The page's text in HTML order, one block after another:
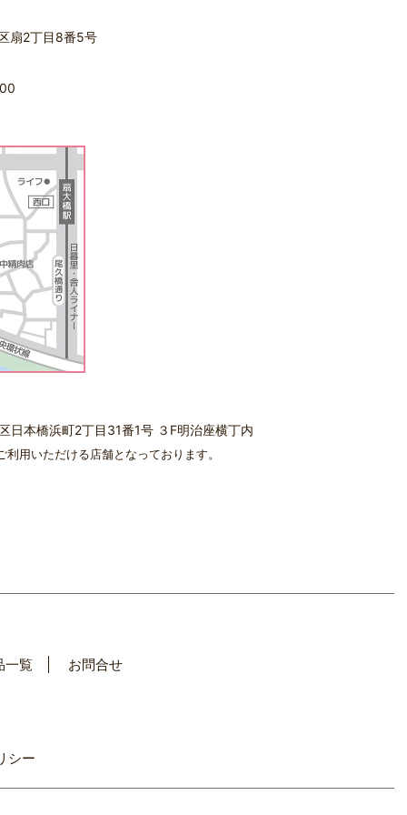
扇2丁目8番5号
日本橋浜町2丁目31番1号 ３F明治座横丁内
用いただける店舗となっております。
一覧 お問合せ
シー